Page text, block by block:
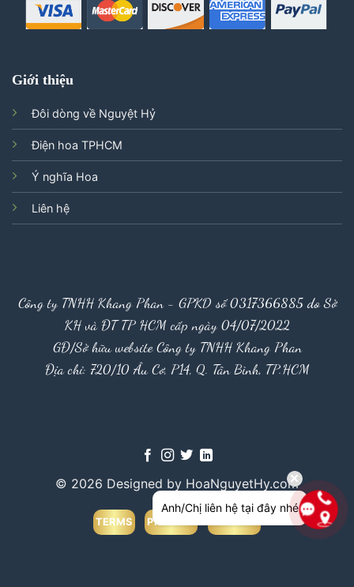
Giới thiệu
Đôi dòng về Nguyệt Hỷ
Điện hoa TPHCM
Ý nghĩa Hoa
Liên hệ
Công ty TNHH Khang Phan - GPKD số 0317366885 do Sở
KH và ĐT TP HCM cấp ngày 04/07/2022
GĐ/Sở hữu website Công ty TNHH Khang Phan
Địa chỉ: 720/10 Âu Cơ, P14, Q. Tân Bình, TP.HCM
© 2026 Designed by HoaNguyetHy.com
TERMS PRIVACY
Anh/Chị liên hệ tại đây nhé